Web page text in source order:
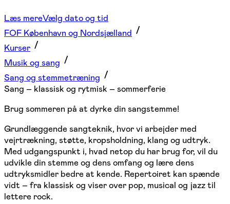
Læs mereVælg dato og tid
FOF København og Nordsjælland
Kurser
Musik og sang
Sang og stemmetræning
Sang – klassisk og rytmisk – sommerferie
Brug sommeren på at dyrke din sangstemme!
Grundlæggende sangteknik, hvor vi arbejder med
vejrtrækning, støtte, kropsholdning, klang og udtryk.
Med udgangspunkt i, hvad netop du har brug for, vil du
udvikle din stemme og dens omfang og lære dens
udtryksmidler bedre at kende. Repertoiret kan spænde
vidt – fra klassisk og viser over pop, musical og jazz til
lettere rock.